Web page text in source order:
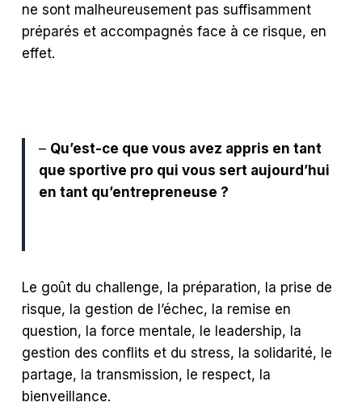
ne sont malheureusement pas suffisamment
préparés et accompagnés face à ce risque, en
effet.
– Qu’est-ce que vous avez appris en tant
que sportive pro qui vous sert aujourd’hui
en tant qu’entrepreneuse ?
Le goût du challenge, la préparation, la prise de
risque, la gestion de l’échec, la remise en
question, la force mentale, le leadership, la
gestion des conflits et du stress, la solidarité, le
partage, la transmission, le respect, la
bienveillance.